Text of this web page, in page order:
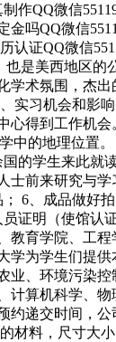
作QQ微信
吗QQ微信
证QQ微信
是美西地区
术氛围，杰
实习机会和
得到工作机
的地理位置
的学生来此
前来研究与
6、成品做
证明（使馆
育学院、工
为学生们提
、环境污染
算机科学、
递交时间，
材料，尺寸